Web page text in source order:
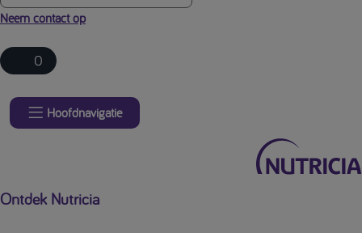
Neem contact op
0
Hoofdnavigatie
Ontdek Nutricia